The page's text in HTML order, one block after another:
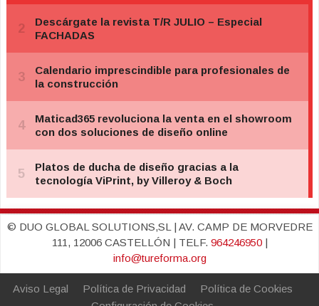
© DUO GLOBAL SOLUTIONS,SL | AV. CAMP DE MORVEDRE
111, 12006 CASTELLÓN | TELF. 964246950|
info@tureforma.org
Aviso Legal Política de Privacidad
Política de Cookies